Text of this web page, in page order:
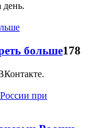
день.
больше178